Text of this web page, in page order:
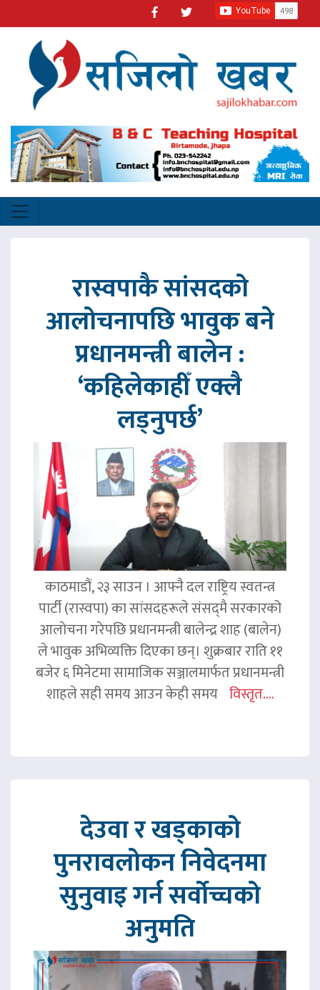
रास्वपाकै सांसदको
आलोचनापछि भावुक बने
प्रधानमन्त्री बालेन :
‘कहिलेकाहीँ एक्लै
लड्नुपर्छ’
काठमाडौं, २३ साउन । आफ्नै दल राष्ट्रिय स्वतन्त्र
पार्टी (रास्वपा) का सांसदहरूले संसद्‌मै सरकारको
आलोचना गरेपछि प्रधानमन्त्री बालेन्द्र शाह (बालेन)
ले भावुक अभिव्यक्ति दिएका छन्। शुक्रबार राति ११
बजेर ६ मिनेटमा सामाजिक सञ्जालमार्फत प्रधानमन्त्री
शाहले सही समय आउन केही समय विस्तृत....
देउवा र खड्काको
पुनरावलोकन निवेदनमा
सुनुवाइ गर्न सर्वोच्चको
अनुमति